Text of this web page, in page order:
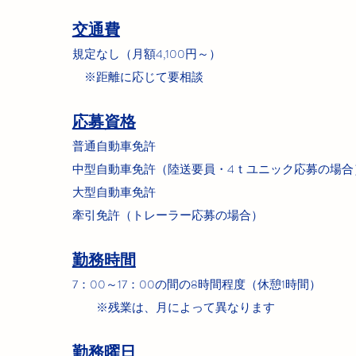
交通費
規定なし（月額4,100円～）
※距離に応じて要相談
応募資格
普通自動車免許
中型自動車免許（陸送要員・4ｔユニック応募の場
大型自動車免許
牽引免許（トレーラー応募の場合）
勤務時間
7：00～17：00の間の8時間程度（休憩1時間）
※残業は、月によって異なります